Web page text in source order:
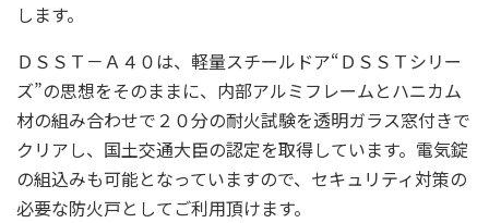
します。
ＤＳＳＴ－Ａ４０は、軽量スチールドア“ＤＳＳＴシリー
ズ”の思想をそのままに、内部アルミフレームとハニカム
材の組み合わせで２０分の耐火試験を透明ガラス窓付きで
クリアし、国土交通大臣の認定を取得しています。電気錠
の組込みも可能となっていますので、セキュリティ対策の
必要な防火戸としてご利用頂けます。